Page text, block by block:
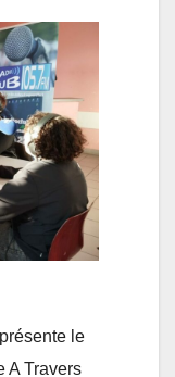
le
A Travers